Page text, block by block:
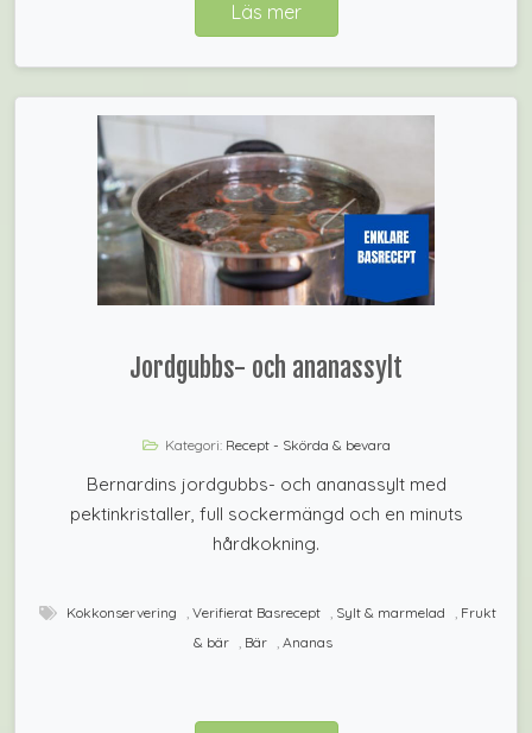
Läs mer
Jordgubbs- och ananassylt
Kategori: Recept - Skörda & bevara
Bernardins jordgubbs- och ananassylt med
pektinkristaller, full sockermängd och en minuts
hårdkokning.
Kokkonservering , Verifierat Basrecept , Sylt & marmelad , Frukt
& bär , Bär , Ananas